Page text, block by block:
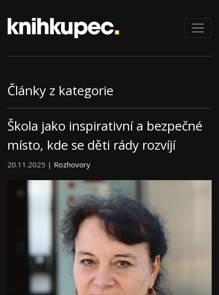
Články z kategorie
Škola jako inspirativní a bezpečné
místo, kde se děti rády rozvíjí
20.11.2025 | Rozhovory